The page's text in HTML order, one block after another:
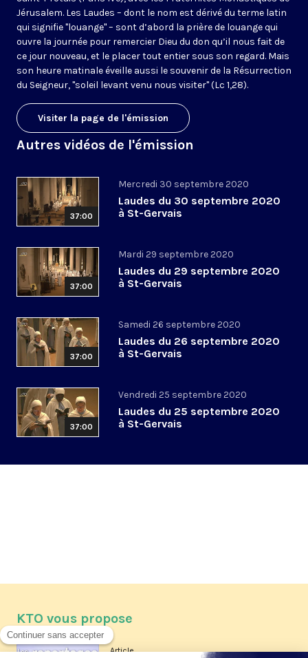
Jérusalem. Les Laudes – dont le nom est dérivé du terme latin
qui signifie "louange" – sont d’abord la prière de louange qui
ouvre la journée pour remercier Dieu du don qu’il nous fait de
ce jour nouveau, et le placer tout entier sous son regard. Mais
son heure matinale éveille aussi le souvenir de la Résurrection
du Seigneur, "soleil levant venu nous visiter" (Lc 1,28).
Visiter la page de l'émission
Autres vidéos de l'émission
37:00
Mercredi 30 septembre 2020
Laudes du 30 septembre 2020
à St-Gervais
37:00
Mardi 29 septembre 2020
Laudes du 29 septembre 2020
à St-Gervais
37:00
Samedi 26 septembre 2020
Laudes du 26 septembre 2020
à St-Gervais
37:00
Vendredi 25 septembre 2020
Laudes du 25 septembre 2020
à St-Gervais
KTO vous propose
Article